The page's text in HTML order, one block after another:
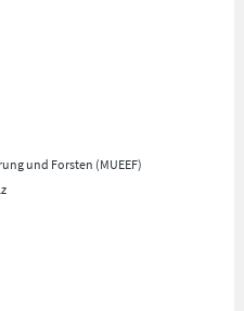
und Forsten (MUEEF)